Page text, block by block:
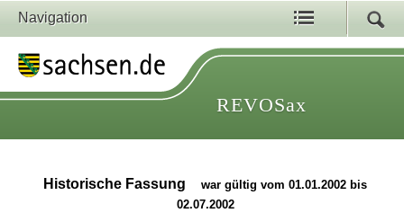
Navigation
REVOSax
Historische Fassung
war gültig vom 01.01.2002 bis
02.07.2002